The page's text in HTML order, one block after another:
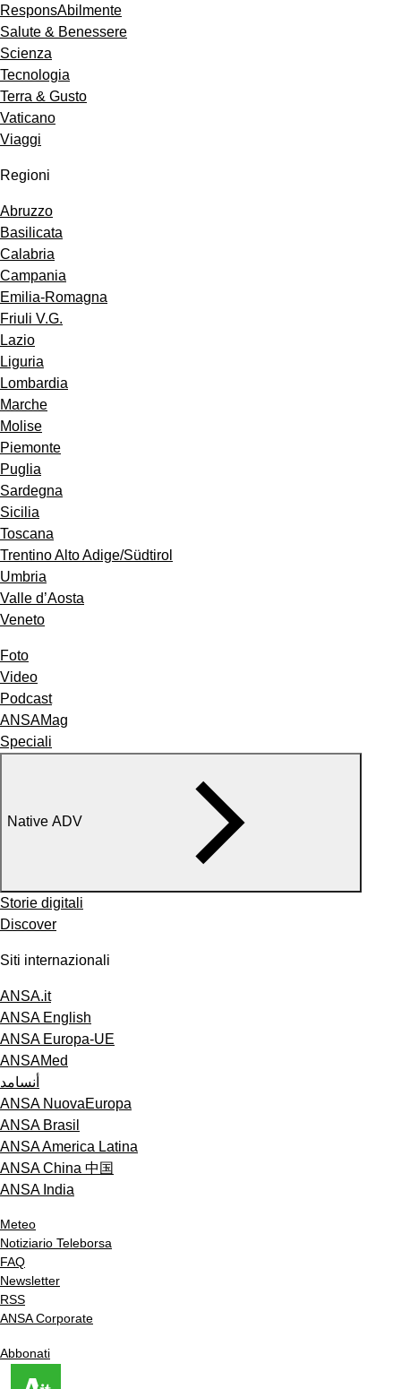
ResponsAbilmente
Salute & Benessere
Scienza
Tecnologia
Terra & Gusto
Vaticano
Viaggi
Regioni
Abruzzo
Basilicata
Calabria
Campania
Emilia-Romagna
Friuli V.G.
Lazio
Liguria
Lombardia
Marche
Molise
Piemonte
Puglia
Sardegna
Sicilia
Toscana
Trentino Alto Adige/Südtirol
Umbria
Valle d’Aosta
Veneto
Foto
Video
Podcast
ANSAMag
Speciali
Native ADV
Storie digitali
Discover
Siti internazionali
ANSA.it
ANSA English
ANSA Europa-UE
ANSAMed
أنسامد
ANSA NuovaEuropa
ANSA Brasil
ANSA America Latina
ANSA China 中国
ANSA India
Meteo
Notiziario Teleborsa
FAQ
Newsletter
RSS
ANSA Corporate
Abbonati